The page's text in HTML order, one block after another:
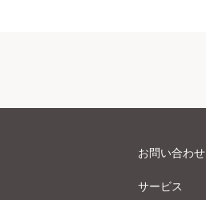
お問い合わせ
サービス